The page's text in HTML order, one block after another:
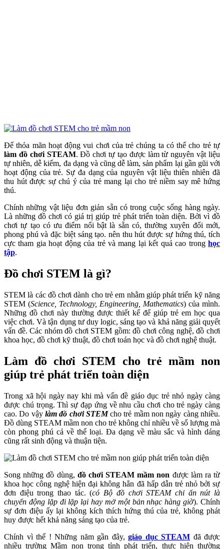
Để thỏa mãn hoạt động vui chơi của trẻ chúng ta có thể cho trẻ tự
làm đồ chơi STEAM. Đồ chơi tự tạo được làm từ nguyên vật liệu
tự nhiên, dễ kiếm, đa dạng và cũng dễ làm, sản phẩm lại gần gũi với
hoạt động của trẻ. Sự đa dạng của nguyên vật liệu thiên nhiên đã
thu hút được sự chú ý của trẻ mang lại cho trẻ niềm say mê hứng
thú.
Chính những vật liệu đơn giản sẵn có trong cuộc sống hàng ngày.
Là những đồ chơi có giá trị giúp trẻ phát triển toàn diện. Bởi vì đồ
chơi tự tạo có ưu điểm nổi bật là sẵn có, thường xuyên đổi mới,
phong phú và đặc biệt sáng tạo. nên thu hút được sự hứng thú, tích
cực tham gia hoạt động của trẻ và mang lại kết quả cao trong học
tập.
Đồ chơi STEM là gì?
STEM là các đồ chơi dành cho trẻ em nhằm giúp phát triển kỹ năng
STEM (Science, Technology, Engineering, Mathematics) của mình.
Những đồ chơi này thường được thiết kế để giúp trẻ em học qua
việc chơi. Và tận dụng tư duy logic, sáng tạo và khả năng giải quyết
vấn đề. Các nhóm đồ chơi STEM gồm: đồ chơi công nghệ, đồ chơi
khoa học, đồ chơi kỹ thuật, đồ chơi toán học và đồ chơi nghệ thuật.
Làm đồ chơi STEM cho trẻ mầm non
giúp trẻ phát triển toàn diện
Trong xã hội ngày nay khi mà vấn đề giáo dục trẻ nhỏ ngày càng
được chú trọng. Thì sự đạp ứng về nhu cầu chơi cho trẻ ngày càng
cao. Do vậy làm đồ chơi STEMcho trẻ mầm non ngày càng nhiều.
Đồ dùng STEAM mầm non cho trẻ không chỉ nhiều về số lượng mà
còn phong phú cả về thể loại. Đa dạng về màu sắc và hình dáng
cũng rất sinh động và thuận tiện.
Song những đồ dùng, đồ chơi STEAM mầm non được làm ra từ
khoa học công nghệ hiện đại không hẳn đã hấp dẫn trẻ nhỏ bởi sự
đơn điệu trong thao tác. (có Bộ đồ chơi STEAM chỉ ấn nút là
chuyển động lặp đi lặp lại hay mở một bản nhạc hàng giờ). Chính
sự đơn điệu ấy lại không kích thích hứng thú của trẻ, không phát
huy được hết khả năng sáng tạo của trẻ.
Chính vì thế ! Những năm gần đây, giáo dục STEAM đã được
nhiều trường Mầm non trong tỉnh phát triển, thực hiện thường